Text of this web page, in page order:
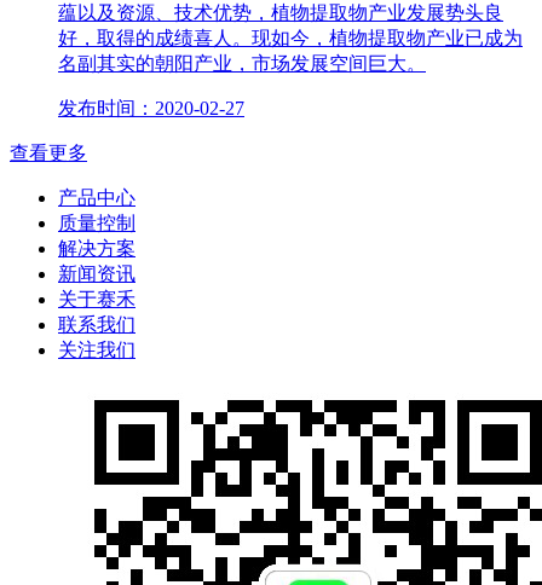
蕴以及资源、技术优势，植物提取物产业发展势头良
好，取得的成绩喜人。现如今，植物提取物产业已成为
名副其实的朝阳产业，市场发展空间巨大。
发布时间：2020-02-27
查看更多
产品中心
质量控制
解决方案
新闻资讯
关于赛禾
联系我们
关注我们